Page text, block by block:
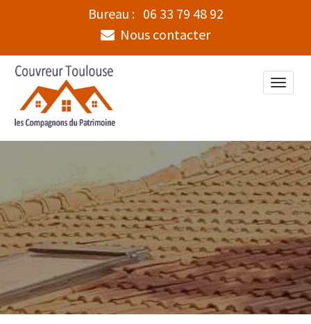
Bureau : 06 33 79 48 92
Nous contacter
Toggle